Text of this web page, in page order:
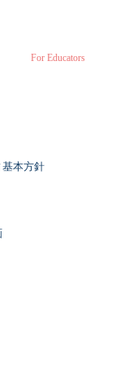
For Educators
本方針